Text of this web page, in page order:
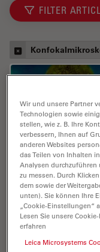
FILTER
Live-Cell
Using Organic
Wir und unsere Partner
Technologien sowie
stellen, wie z. B. Ihre
verbessern, Ihnen auf
anderen Websites
das Teilen von Inhalten
Analysen durchzuführen
zu messen. Durch
dem sowie der
unten). Sie können Ihre
„Cookie-Einstellungen“
Lesen Sie unsere
erfahren
Leica Microsystems